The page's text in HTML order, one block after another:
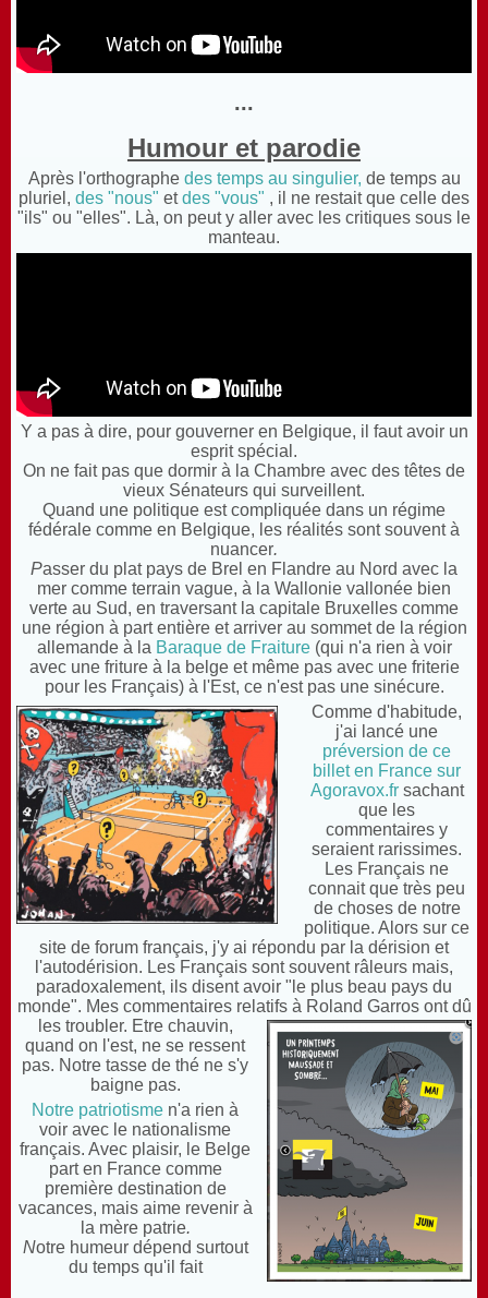
...
Humour et parodie
Après l'orthographe des temps au singulier, de temps au
pluriel, des "nous" etdes "vous" , il ne restait que celle des
"ils" ou "elles". Là, on peut y aller avec les critiques sous le
manteau.
Y a pas à dire, pour gouverner en Belgique, il faut avoir un
esprit spécial.
On ne fait pas que dormir à la Chambre avec des têtes de
vieux Sénateurs qui surveillent.
Quand une politique est compliquée dans un régime
fédérale comme en Belgique, les réalités sont souvent à
nuancer.
Passer du plat pays de Brel en Flandre au Nord avec la
mer comme terrain vague, à la Wallonie vallonée bien
verte au Sud, en traversant la capitale Bruxelles comme
une région à part entière et arriver au sommet de la région
allemande à la Baraque de Fraiture(qui n'a rien à voir
avec une fritureà la belge et même pas avec une friterie
pour les Français) à l'Est, ce n'est pas une sinécure.
Comme d'habitude,
j'ai lancé une
préversion de ce
billet en France sur
Agoravox.fr sachant
que les
commentaires y
seraient rarissimes.
Les Français ne
connait que très peu
de choses de notre
politique. Alors sur ce
site de forum français, j'y ai répondu par la dérision et
l'autodérision. Les Français sont souvent râleurs mais,
paradoxalement, ils disent avoir "le plus beau pays du
monde". Mes commentaires relatifs à Roland Garros ont dû
les troubler. Etre chauvin,
quand on l'est, ne se ressent
pas. Notre tasse de thé ne s'y
baigne pas.
Notre patriotisme n'a rien à
voir avec le nationalisme
français. Avec plaisir, le Belge
part en France comme
première destination de
vacances, mais aime revenir à
la mère patrie.
Notre humeur dépend surtout
du temps qu'il fait